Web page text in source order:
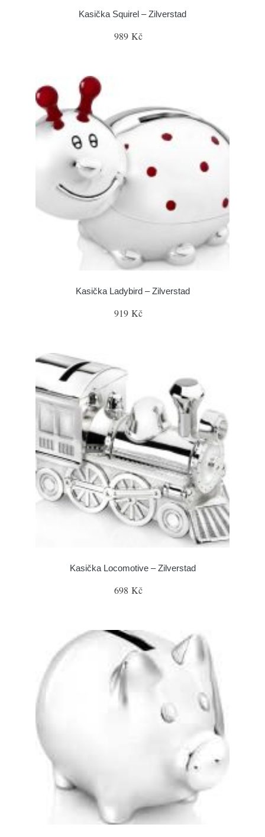
Kasička Squirel – Zilverstad
989 Kč
Kasička Ladybird – Zilverstad
919 Kč
Kasička Locomotive – Zilverstad
698 Kč